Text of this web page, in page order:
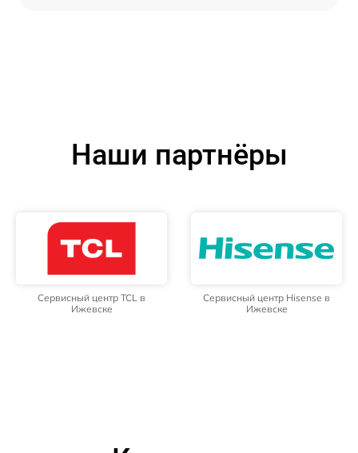
Наши партнёры
Сервисный центр TCL в
Ижевске
Сервисный центр Hisense в
Ижевске